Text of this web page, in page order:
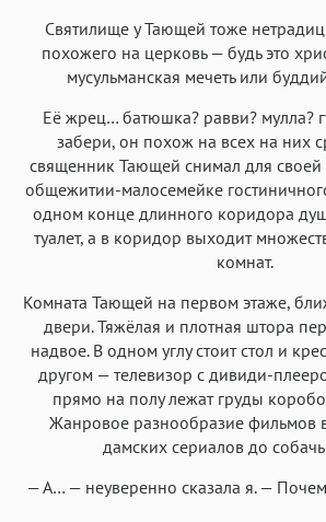
Святилище у Тающей тоже
похожего на церковь — будь это
мусульманская мечеть или
Её жрец… батюшка? равви? мулла?
забери, он похож на всех на них
священник Тающей снимал для своей
общежитии-малосемейке
одном конце длинного коридора
туалет, а в коридор выходит
комнат.
Комната Тающей на первом этаже,
двери. Тяжёлая и плотная штора
надвое. В одном углу стоит стол и
другом — телевизор с дивиди-
прямо на полу лежат груды
Жанровое разнообразие фильмов
дамских сериалов до
— А… — неуверенно сказала я. —